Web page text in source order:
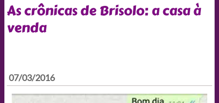
As crônicas de Brisolo: a casa à
venda
07/03/2016